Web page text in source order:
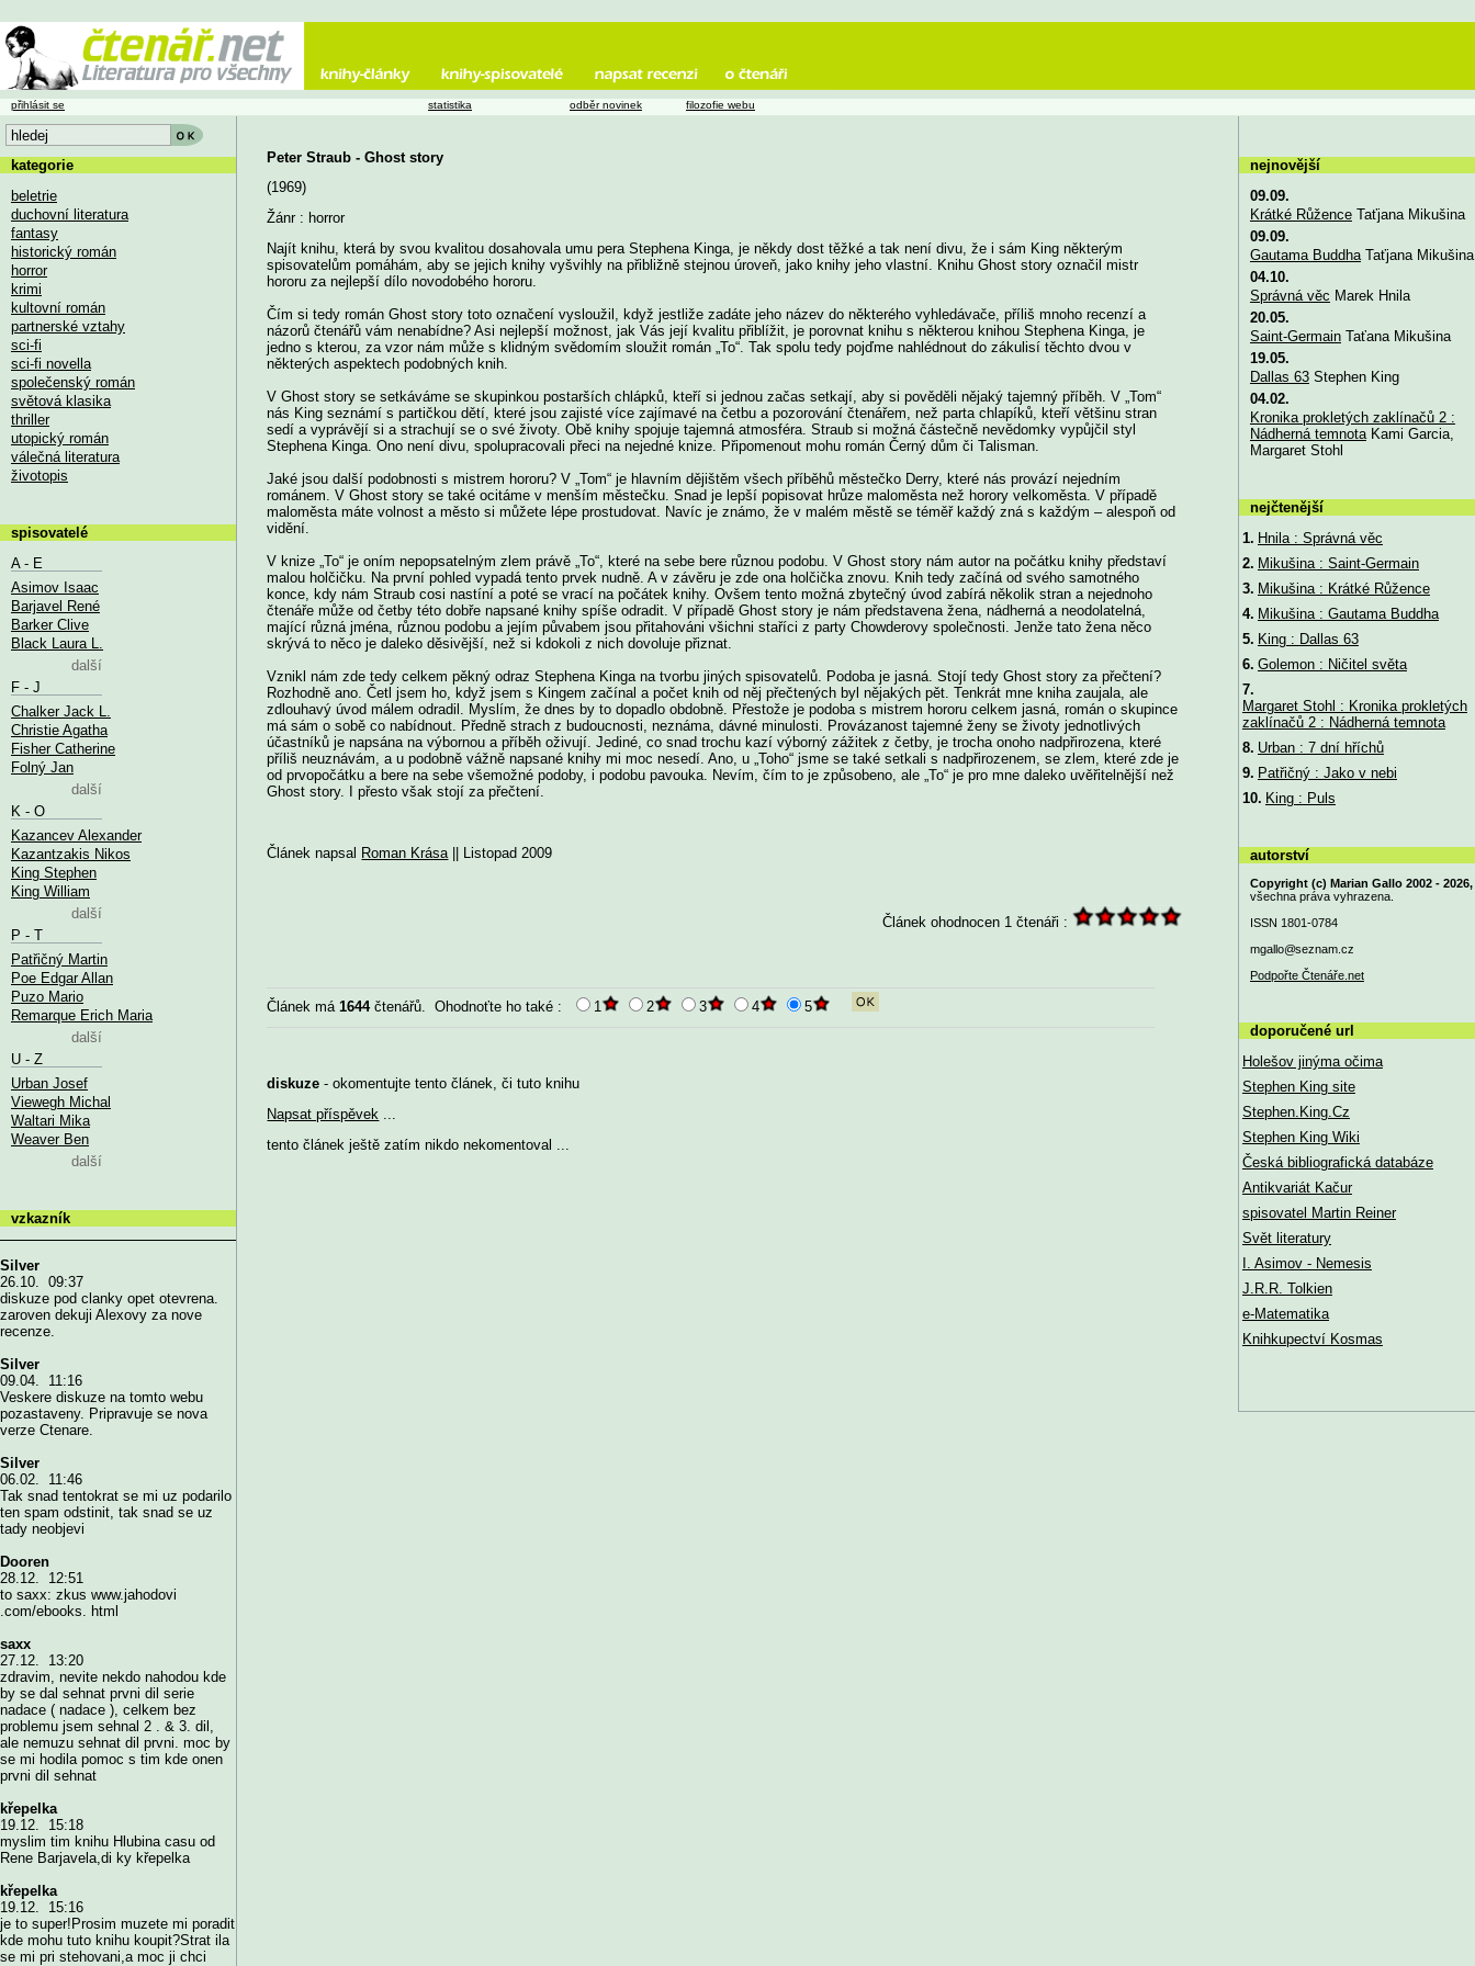
Peter Straub - Ghost story
(1969)
Žánr : horror
Najít knihu, která by svou kvalitou dosahovala umu pera Stephena Kinga, je někdy dost těžké a tak není divu, že i sám King některým
spisovatelům pomáhám, aby se jejich knihy vyšvihly na přibližně stejnou úroveň, jako knihy jeho vlastní. Knihu Ghost story označil mistr
hororu za nejlepší dílo novodobého hororu.
Čím si tedy román Ghost story toto označení vysloužil, když jestliže zadáte jeho název do některého vyhledávače, příliš mnoho recenzí a
názorů čtenářů vám nenabídne? Asi nejlepší možnost, jak Vás její kvalitu přiblížit, je porovnat knihu s některou knihou Stephena Kinga, je
jedno s kterou, za vzor nám může s klidným svědomím sloužit román „To“. Tak spolu tedy pojďme nahlédnout do zákulisí těchto dvou v
některých aspektech podobných knih.
V Ghost story se setkáváme se skupinkou postarších chlápků, kteří si jednou začas setkají, aby si pověděli nějaký tajemný příběh. V „Tom“
nás King seznámí s partičkou dětí, které jsou zajisté více zajímavé na četbu a pozorování čtenářem, než parta chlapíků, kteří většinu stran
sedí a vyprávějí si a strachují se o své životy. Obě knihy spojuje tajemná atmosféra. Straub si možná částečně nevědomky vypůjčil styl
Stephena Kinga. Ono není divu, spolupracovali přeci na nejedné knize. Připomenout mohu román Černý dům či Talisman.
Jaké jsou další podobnosti s mistrem hororu? V „Tom“ je hlavním dějištěm všech příběhů městečko Derry, které nás provází nejedním
románem. V Ghost story se také ocitáme v menším městečku. Snad je lepší popisovat hrůze maloměsta než horory velkoměsta. V případě
maloměsta máte volnost a město si můžete lépe prostudovat. Navíc je známo, že v malém městě se téměř každý zná s každým – alespoň od
vidění.
V knize „To“ je oním nepopsatelným zlem právě „To“, které na sebe bere různou podobu. V Ghost story nám autor na počátku knihy představí
malou holčičku. Na první pohled vypadá tento prvek nudně. A v závěru je zde ona holčička znovu. Knih tedy začíná od svého samotného
konce, kdy nám Straub cosi nastíní a poté se vrací na počátek knihy. Ovšem tento možná zbytečný úvod zabírá několik stran a nejednoho
čtenáře může od četby této dobře napsané knihy spíše odradit. V případě Ghost story je nám představena žena, nádherná a neodolatelná,
mající různá jména, různou podobu a jejím půvabem jsou přitahováni všichni staříci z party Chowderovy společnosti. Jenže tato žena něco
skrývá to něco je daleko děsivější, než si kdokoli z nich dovoluje přiznat.
Vznikl nám zde tedy celkem pěkný odraz Stephena Kinga na tvorbu jiných spisovatelů. Podoba je jasná. Stojí tedy Ghost story za přečtení?
Rozhodně ano. Četl jsem ho, když jsem s Kingem začínal a počet knih od něj přečtených byl nějakých pět. Tenkrát mne kniha zaujala, ale
zdlouhavý úvod málem odradil. Myslím, že dnes by to dopadlo obdobně. Přestože je podoba s mistrem hororu celkem jasná, román o skupince
má sám o sobě co nabídnout. Předně strach z budoucnosti, neznáma, dávné minulosti. Provázanost tajemné ženy se životy jednotlivých
účastníků je napsána na výbornou a příběh oživují. Jediné, co snad trochu kazí výborný zážitek z četby, je trocha onoho nadpřirozena, které
příliš neuznávám, a u podobně vážně napsané knihy mi moc nesedí. Ano, u „Toho“ jsme se také setkali s nadpřirozenem, se zlem, které zde je
od prvopočátku a bere na sebe všemožné podoby, i podobu pavouka. Nevím, čím to je způsobeno, ale „To“ je pro mne daleko uvěřitelnější než
Ghost story. I přesto však stojí za přečtení.
Článek napsal Roman Krása || Listopad 2009
Článek ohodnocen 1 čtenáři :
Článek má1644čtenářů. Ohodnoťte ho také : 1 2 3 4 5
diskuze - okomentujte tento článek, či tuto knihu
Napsat příspěvek ...
tento článek ještě zatím nikdo nekomentoval ...
přihlásit se statistika odběr novinek filozofie webu
kategorie
beletrie
duchovní literatura
fantasy
historický román
horror
krimi
kultovní román
partnerské vztahy
sci-fi
sci-fi novella
společenský román
světová klasika
thriller
utopický román
válečná literatura
životopis
spisovatelé
A - E
Asimov Isaac
Barjavel René
Barker Clive
Black Laura L.
další
F - J
Chalker Jack L.
Christie Agatha
Fisher Catherine
Folný Jan
další
K - O
Kazancev Alexander
Kazantzakis Nikos
King Stephen
King William
další
P - T
Patřičný Martin
Poe Edgar Allan
Puzo Mario
Remarque Erich Maria
další
U - Z
Urban Josef
Viewegh Michal
Waltari Mika
Weaver Ben
další
vzkazník
Silver
26.10. 09:37
diskuze pod clanky opet otevrena.
zaroven dekuji Alexovy za nove
recenze.
Silver
09.04. 11:16
Veskere diskuze na tomto webu
pozastaveny. Pripravuje se nova
verze Ctenare.
Silver
06.02. 11:46
Tak snad tentokrat se mi uz podarilo
ten spam odstinit, tak snad se uz
tady neobjevi
Dooren
28.12. 12:51
to saxx: zkus www.jahodovi
.com/ebooks. html
saxx
27.12. 13:20
zdravim, nevite nekdo nahodou kde
by se dal sehnat prvni dil serie
nadace ( nadace ), celkem bez
problemu jsem sehnal 2 . & 3. dil,
ale nemuzu sehnat dil prvni. moc by
se mi hodila pomoc s tim kde onen
prvni dil sehnat
křepelka
19.12. 15:18
myslim tim knihu Hlubina casu od
Rene Barjavela,di ky křepelka
křepelka
19.12. 15:16
je to super!Prosim muzete mi poradit
kde mohu tuto knihu koupit?Strat ila
se mi pri stehovani,a moc ji chci
nejnovější
09.09.
Krátké RůženceTaťjana Mikušina
09.09.
Gautama BuddhaTaťjana Mikušina
04.10.
Správná věc Marek Hnila
20.05.
Saint-GermainTaťana Mikušina
19.05.
Dallas 63Stephen King
04.02.
Kronika prokletých zaklínačů 2 :
Nádherná temnotaKami Garcia,
Margaret Stohl
nejčtenější
1. Hnila : Správná věc
2. Mikušina : Saint-Germain
3. Mikušina : Krátké Růžence
4. Mikušina : Gautama Buddha
5. King : Dallas 63
6. Golemon : Ničitel světa
7.
Margaret Stohl : Kronika prokletých
zaklínačů 2 : Nádherná temnota
8. Urban : 7 dní hříchů
9. Patřičný : Jako v nebi
10. King : Puls
autorství
Copyright (c) Marian Gallo 2002 - 2026,
všechna práva vyhrazena.
ISSN 1801-0784
mgallo@seznam.cz
Podpořte Čtenáře.net
doporučené url
Holešov jinýma očima
Stephen King site
Stephen.King.Cz
Stephen King Wiki
Česká bibliografická databáze
Antikvariát Kačur
spisovatel Martin Reiner
Svět literatury
I. Asimov - Nemesis
J.R.R. Tolkien
e-Matematika
Knihkupectví Kosmas